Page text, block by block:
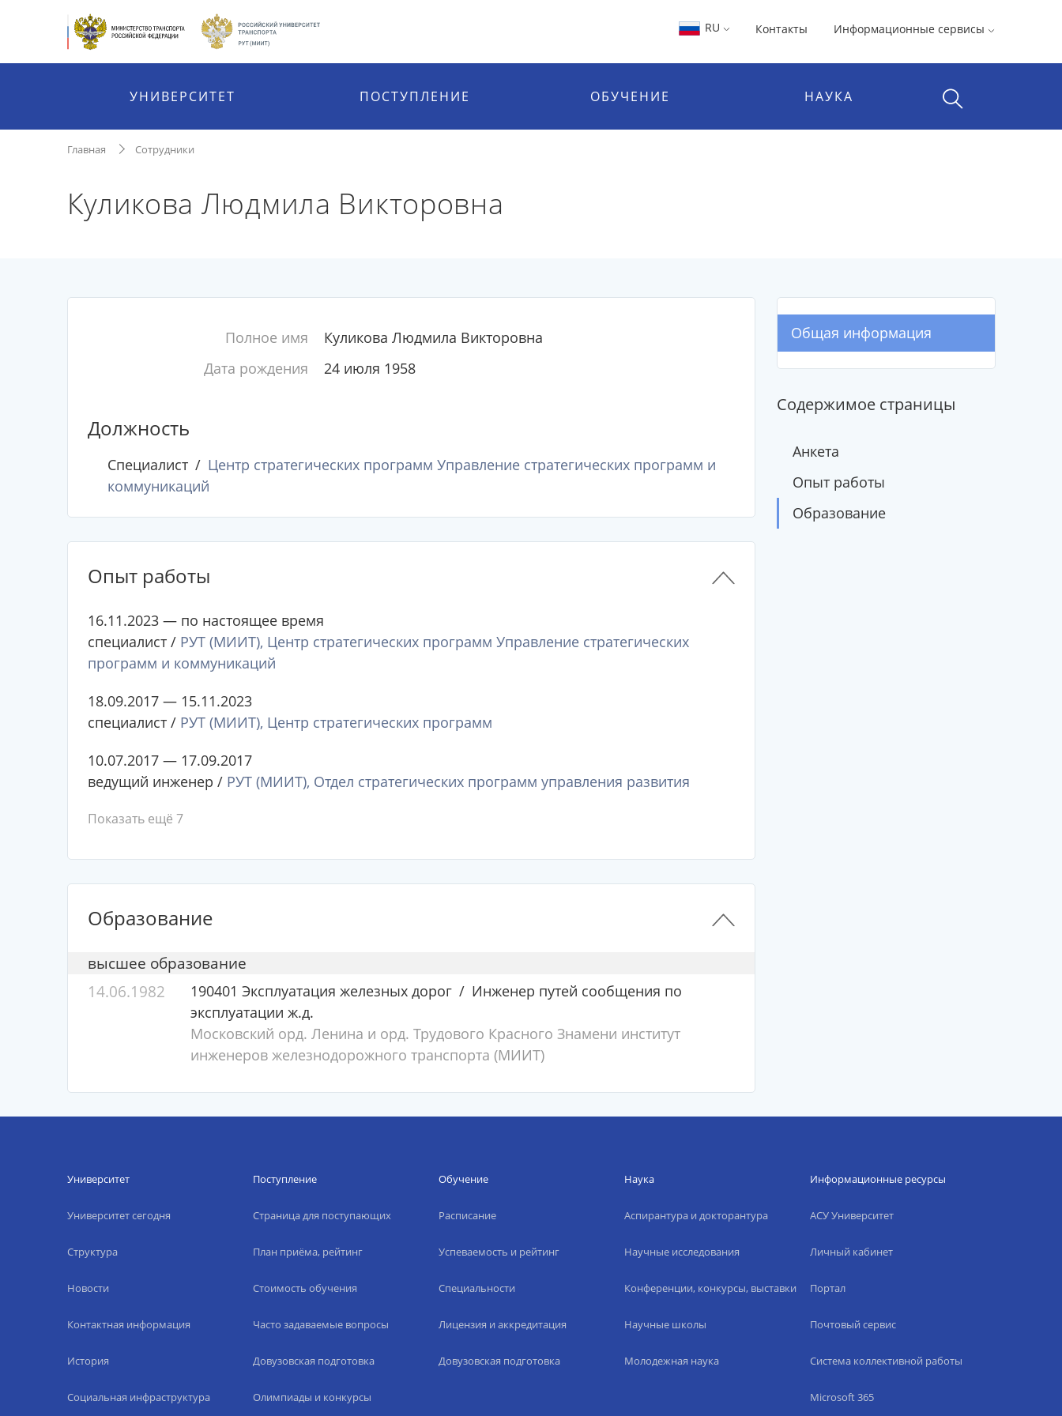
RU Контакты Информационные сервисы
УНИВЕРСИТЕТ ПОСТУПЛЕНИЕ ОБУЧЕНИЕ НАУКА
Главная Сотрудники
Куликова Людмила Викторовна
Полное имя
Куликова Людмила Викторовна
Дата рождения
24 июля 1958
Должность
Специалист
Центр стратегических программ Управление стратегических программ и
коммуникаций
Опыт работы
16.11.2023 — по настоящее время
специалист / РУТ (МИИТ), Центр стратегических программ Управление стратегических
программ и коммуникаций
18.09.2017 — 15.11.2023
специалист / РУТ (МИИТ), Центр стратегических программ
10.07.2017 — 17.09.2017
ведущий инженер / РУТ (МИИТ), Отдел стратегических программ управления развития
Показать ещё 7
Образование
высшее образование
14.06.1982
190401 Эксплуатация железных дорог
Инженер путей сообщения по
эксплуатации ж.д.
Московский орд. Ленина и орд. Трудового Красного Знамени институт
инженеров железнодорожного транспорта (МИИТ)
Общая информация
Содержимое страницы
Анкета
Опыт работы
Образование
Университет
Университет сегодня
Структура
Новости
Контактная информация
История
Социальная инфраструктура
Поступление
Страница для поступающих
План приёма, рейтинг
Стоимость обучения
Часто задаваемые вопросы
Довузовская подготовка
Олимпиады и конкурсы
Обучение
Расписание
Успеваемость и рейтинг
Специальности
Лицензия и аккредитация
Довузовская подготовка
Наука
Аспирантура и докторантура
Научные исследования
Конференции, конкурсы, выставки
Научные школы
Молодежная наука
Информационные ресурсы
АСУ Университет
Личный кабинет
Портал
Почтовый сервис
Система коллективной работы
Microsoft 365